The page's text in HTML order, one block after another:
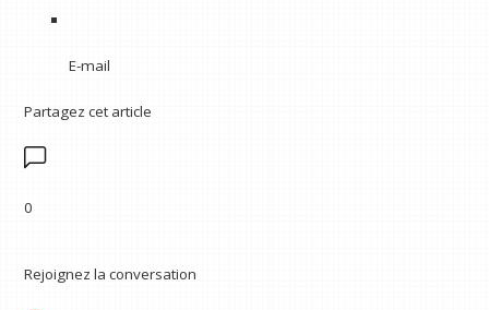
E-mail
Partagez cet article
0
Rejoignez la conversation